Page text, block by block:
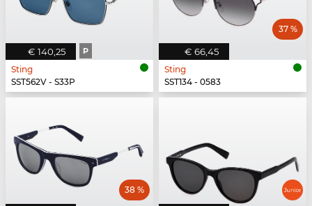
€ 140,25 P
Sting
SST562V - S33P
€ 66,45
37 %
Sting
SST134 - 0583
38 %